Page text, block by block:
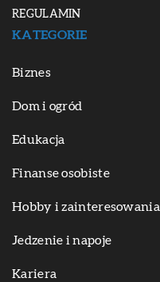
REGULAMIN
KATEGORIE
Biznes
Dom i ogród
Edukacja
Finanse osobiste
Hobby i zainteresowania
Jedzenie i napoje
Kariera